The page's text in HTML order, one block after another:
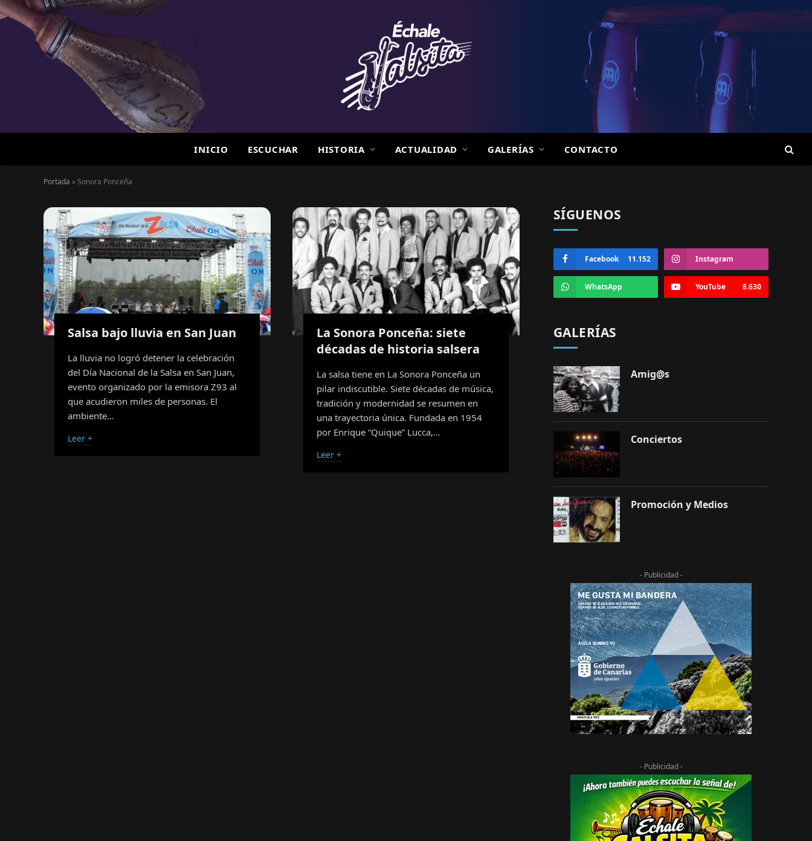
INICIO ESCUCHAR HISTORIA ACTUALIDAD GALERÍAS CONTACTO
Portada »Sonora Ponceña
Salsa bajo lluvia en San Juan
La lluvia no logró detener la celebración
del Día Nacional de la Salsa en San Juan,
evento organizado por la emisora Z93 al
que acudieron miles de personas. El
ambiente…
Leer +
La Sonora Ponceña: siete
décadas de historia salsera
La salsa tiene en La Sonora Ponceña un
pilar indiscutible. Siete décadas de música,
tradición y modernidad se resumen en
una trayectoria única. Fundada en 1954
por Enrique “Quique” Lucca,…
Leer +
SÍGUENOS
Facebook 11.152 Instagram
WhatsApp YouTube 8.630
GALERÍAS
Amig@s
Conciertos
Promoción y Medios
- Publicidad -
- Publicidad -